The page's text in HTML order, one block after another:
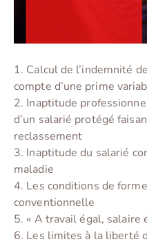
1. Calcul de l’indemnité
compte d’une prime
2. Inaptitude
d’un salarié protégé
reclassement
3. Inaptitude du salarié
maladie
4. Les conditions de
conventionnelle
5. « A travail égal, salaire
6. Les limites à la liberté